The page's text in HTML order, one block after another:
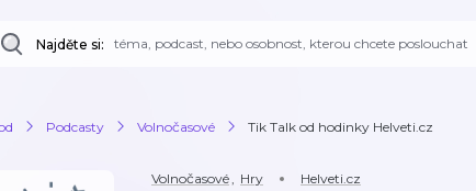
Najděte si:
Podcasty Volnočasové Tik Talk od hodinky Helveti.cz
Volnočasové, Hry Helveti.cz